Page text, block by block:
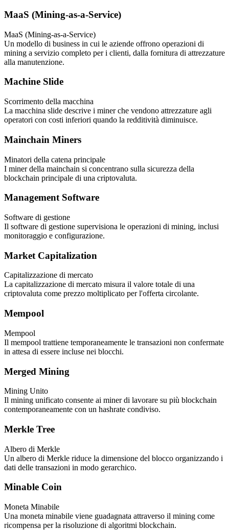
MaaS (Mining-as-a-Service)
MaaS (Mining-as-a-Service)
Un modello di business in cui le aziende offrono operazioni di
mining a servizio completo per i clienti, dalla fornitura di attrezzature
alla manutenzione.
Machine Slide
Scorrimento della macchina
La macchina slide descrive i miner che vendono attrezzature agli
operatori con costi inferiori quando la redditività diminuisce.
Mainchain Miners
Minatori della catena principale
I miner della mainchain si concentrano sulla sicurezza della
blockchain principale di una criptovaluta.
Management Software
Software di gestione
Il software di gestione supervisiona le operazioni di mining, inclusi
monitoraggio e configurazione.
Market Capitalization
Capitalizzazione di mercato
La capitalizzazione di mercato misura il valore totale di una
criptovaluta come prezzo moltiplicato per l'offerta circolante.
Mempool
Mempool
Il mempool trattiene temporaneamente le transazioni non confermate
in attesa di essere incluse nei blocchi.
Merged Mining
Mining Unito
Il mining unificato consente ai miner di lavorare su più blockchain
contemporaneamente con un hashrate condiviso.
Merkle Tree
Albero di Merkle
Un albero di Merkle riduce la dimensione del blocco organizzando i
dati delle transazioni in modo gerarchico.
Minable Coin
Moneta Minabile
Una moneta minabile viene guadagnata attraverso il mining come
ricompensa per la risoluzione di algoritmi blockchain.